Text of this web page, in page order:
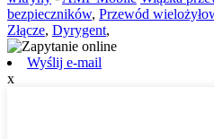
bezpieczników, Przewód
Złącze, Dyrygent,
Wyślij e-mail
x